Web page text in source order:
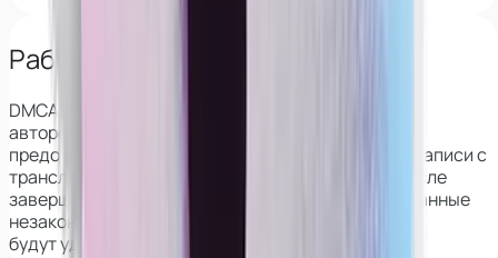
Работаем с DMCA
DMCA — это закон о защите
авторского права в интернете, который также
предотвращает распространение скриншотов и записи с
трансляций. Его применение гарантирует, что после
завершения работы все ваши фото и видео, сделанные
незаконно,
будут удалены из интернета навсегда.